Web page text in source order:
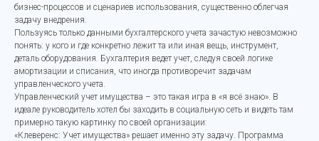
бизнес-процессов и сценариев использования, существенно облегчая
задачу внедрения.
Пользуясь только данными бухгалтерского учета зачастую невозможно
понять: у кого и где конкретно лежит та или иная вещь, инструмент,
деталь оборудования. Бухгалтерия ведет учет, следуя своей логике
амортизации и списания, что иногда противоречит задачам
управленческого учета.
Управленческий учет имущества – это такая игра в «я всё знаю». В
идеале руководитель хотел бы заходить в социальную сеть и видеть там
примерно такую картинку по своей организации:
«Клеверенс: Учет имущества» решает именно эту задачу. Программа